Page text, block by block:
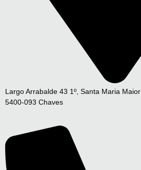
Largo Arrabalde 43 1º, Santa Maria Maior
5400-093 Chaves